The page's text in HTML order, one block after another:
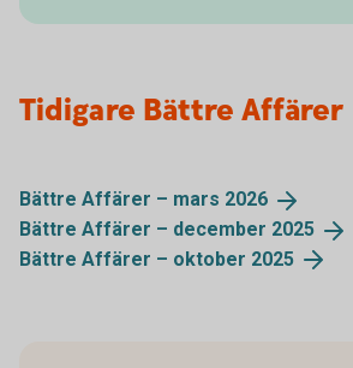
Tidigare Bättre Affärer
Bättre Affärer – mars 2026
Bättre Affärer – december 2025
Bättre Affärer – oktober 2025